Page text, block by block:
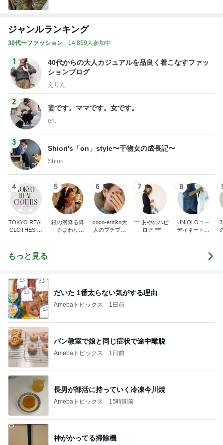
ジャンルランキング
30代〜ファッション 14,859人参加中
1
40代からの大人カジュアルを品良く着こなすファッ
ションブログ
えりん
2
妻です。ママです。女です。
eri.
3
Shiori's「on」style〜干物女の成長記〜
Shiori
4
TOKYO REAL
CLOTHES 大
5
銀の滴降る降
るまわり
6
coco-eririko大
人のプチプラ
7
*** あやのハピ
ログ ***
8
UNIQLOコー
ディネート日
もっと見る
だいた 1番太らない気がする理由
Amebaトピックス 1日前
パン教室で娘と同じ症状で途中離脱
Amebaトピックス 1日前
長男が部活に持っていく冷凍今川焼
Amebaトピックス 15時間前
神がかってる掃除機